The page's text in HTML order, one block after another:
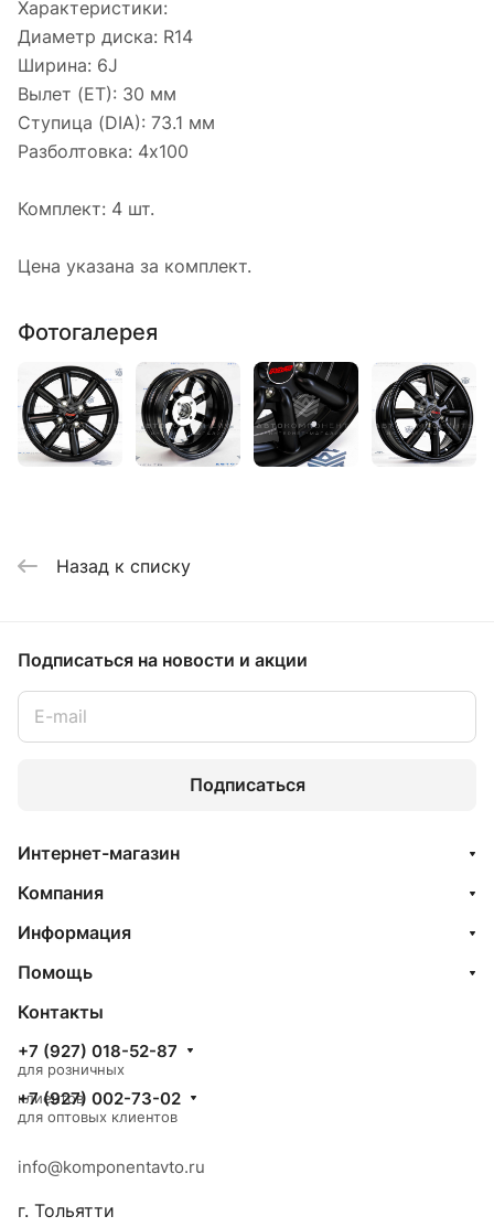
Характеристики:
Диаметр диска: R14
Ширина: 6J
Вылет (ET): 30 мм
Ступица (DIA): 73.1 мм
Разболтовка: 4х100
Комплект: 4 шт.
Цена указана за комплект.
Фотогалерея
Назад к списку
Подписаться на новости и акции
Подписаться
Интернет-магазин
Компания
Информация
Помощь
Контакты
+7 (927) 018-52-87
для розничных
клиентов
+7 (927) 002-73-02
для оптовых клиентов
info@komponentavto.ru
г. Тольятти